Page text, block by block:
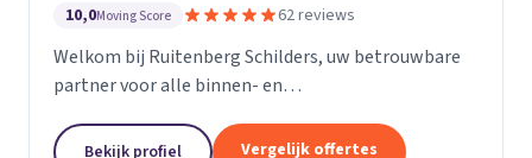
10,0Moving Score 62 reviews
Welkom bij Ruitenberg Schilders, uw betrouwbare
partner voor alle binnen- en
een gevestigde naam in de provincie Noord-Holland,
Bekijk profiel Vergelijk offertes